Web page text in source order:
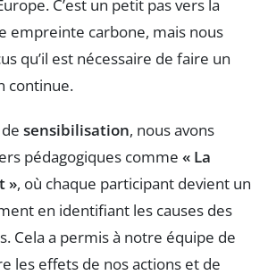
C’est un petit pas vers la
empreinte carbone, mais nous
qu’il est nécessaire de faire un
continue.
sensibilisation, nous avons
pédagogiques comme « La
», où chaque participant devient un
en identifiant les causes des
Cela a permis à notre équipe de
les effets de nos actions et de